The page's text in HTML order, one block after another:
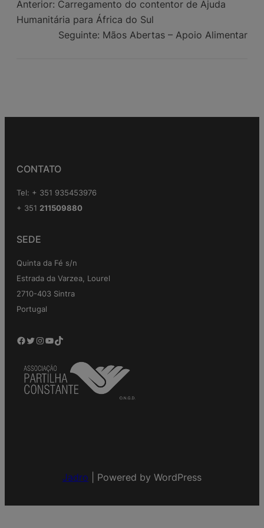
Anterior: Carregamento do contentor de Ajuda
Humanitária para África do Sul
Seguinte: Mãos Abertas – Apoio Alimentar
CONTATO
Tel: + 351 935453976
+ 351 211509880
SEDE
Quinta da Fé s/n
Estrada da Varzea, Lourel
2710-403 Sintra
Portugal
Facebook Twitter Instagram YouTube TikTok
Jadro Powered by WordPress